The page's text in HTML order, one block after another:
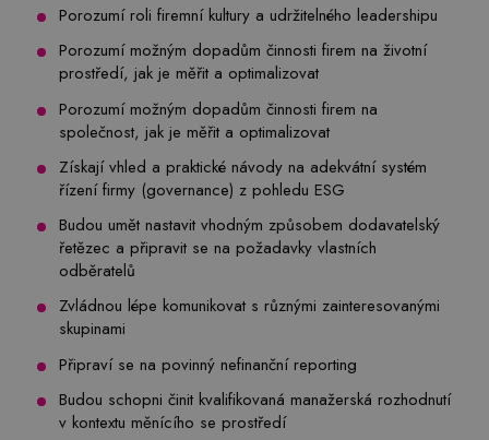
Porozumí roli firemní kultury a udržitelného leadershipu
Porozumí možným dopadům činnosti firem na životní
prostředí, jak je měřit a optimalizovat
Porozumí možným dopadům činnosti firem na
společnost, jak je měřit a optimalizovat
Získají vhled a praktické návody na adekvátní systém
řízení firmy (governance) z pohledu ESG
Budou umět nastavit vhodným způsobem dodavatelský
řetězec a připravit se na požadavky vlastních
odběratelů
Zvládnou lépe komunikovat s různými zainteresovanými
skupinami
Připraví se na povinný nefinanční reporting
Budou schopni činit kvalifikovaná manažerská rozhodnutí
v kontextu měnícího se prostředí